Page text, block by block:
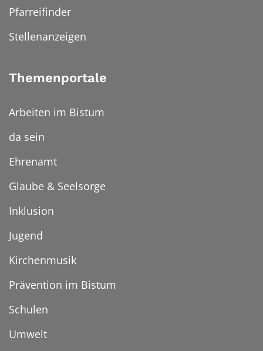
Pfarreifinder
Stellenanzeigen
Themenportale
Arbeiten im Bistum
da sein
Ehrenamt
Glaube & Seelsorge
Inklusion
Jugend
Kirchenmusik
Prävention im Bistum
Schulen
Umwelt